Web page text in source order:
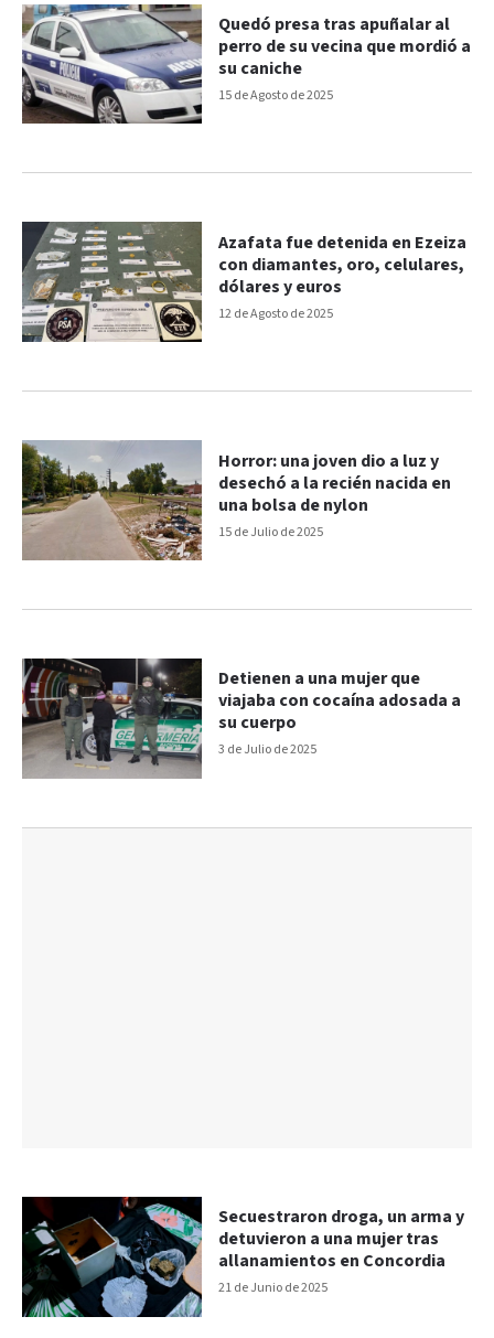
15 de Agosto de 2025
Quedó presa tras apuñalar al
perro de su vecina que mordió a
su caniche
12 de Agosto de 2025
Azafata fue detenida en Ezeiza
con diamantes, oro, celulares,
dólares y euros
15 de Julio de 2025
Horror: una joven dio a luz y
desechó a la recién nacida en
una bolsa de nylon
3 de Julio de 2025
Detienen a una mujer que
viajaba con cocaína adosada a
su cuerpo
21 de Junio de 2025
Secuestraron droga, un arma y
detuvieron a una mujer tras
allanamientos en Concordia